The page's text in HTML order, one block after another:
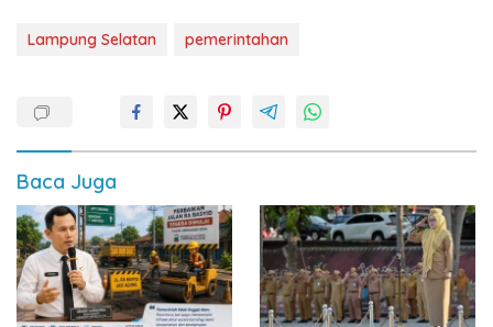
Lampung Selatan pemerintahan
Baca Juga